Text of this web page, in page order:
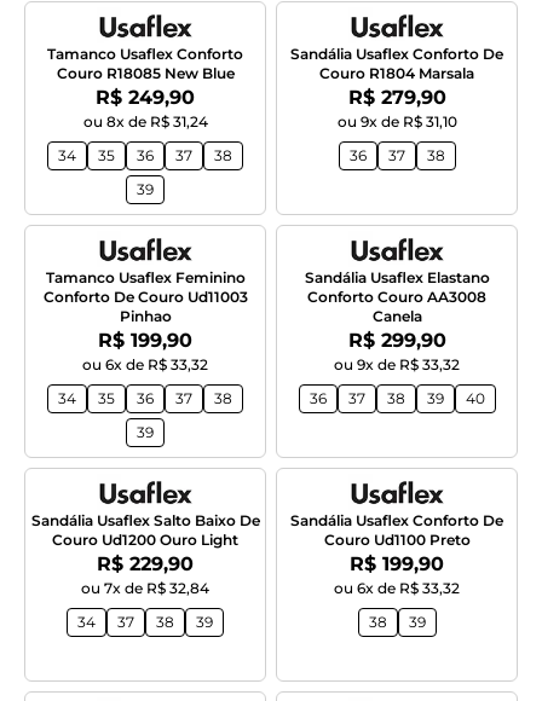
Tamanco Usaflex Conforto
Couro R18085 New Blue
Por:
R$ 249,90
ou 8x de R$ 31,24
34
35 36 37
38
39
Sandália Usaflex Conforto De
Couro R1804 Marsala
Por:
R$ 279,90
ou 9x de R$ 31,10
36
37 38
Tamanco Usaflex Feminino
Conforto De Couro Ud11003
Pinhao
Por:
R$ 199,90
ou 6x de R$ 33,32
34
35 36 37
38
39
Sandália Usaflex Elastano
Conforto Couro AA3008
Canela
Por:
R$ 299,90
ou 9x de R$ 33,32
36
37 38 39 40
Sandália Usaflex Salto Baixo De
Couro Ud1200 Ouro Light
Por:
R$ 229,90
ou 7x de R$ 32,84
34
37 38 39
Sandália Usaflex Conforto De
Couro Ud1100 Preto
Por:
R$ 199,90
ou 6x de R$ 33,32
38
39